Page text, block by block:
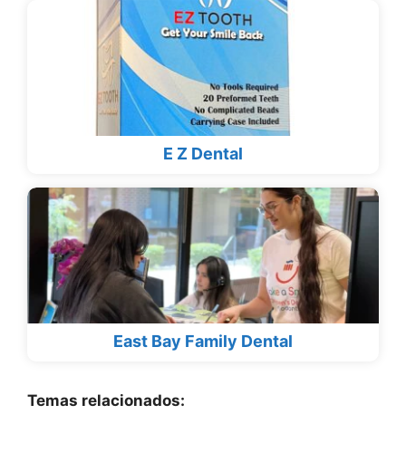
E Z Dental
East Bay Family Dental
Temas relacionados: